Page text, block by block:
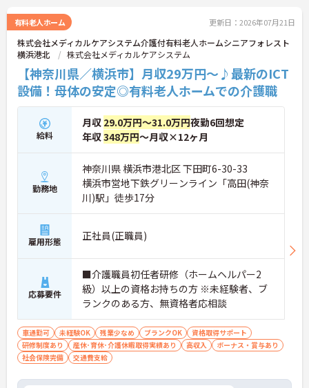
有料老人ホーム 更新日：2026年07月21日
株式会社メディカルケアシステム介護付有料老人ホームシニアフォレスト
横浜港北
株式会社メディカルケアシステム
【神奈川県／横浜市】月収29万円～♪最新のICT
設備！母体の安定◎有料老人ホームでの介護職
給料
月収 29.0万円～31.0万円夜勤6回想定
年収348万円～月収×12ヶ月
勤務地
神奈川県 横浜市港北区 下田町6-30-33
横浜市営地下鉄グリーンライン「高田(神奈
川)駅」徒歩17分
雇用形態 正社員(正職員)
応募要件
■介護職員初任者研修（ホームヘルパー2
級）以上の資格お持ちの方 ※未経験者、ブ
ランクのある方、無資格者応相談
車通勤可 未経験OK 残業少なめ ブランクOK
資格取得サポート
研修制度あり
産休･育休･介護休暇取得実績あり 高収入
ボーナス・賞与あり
社会保険完備
交通費支給